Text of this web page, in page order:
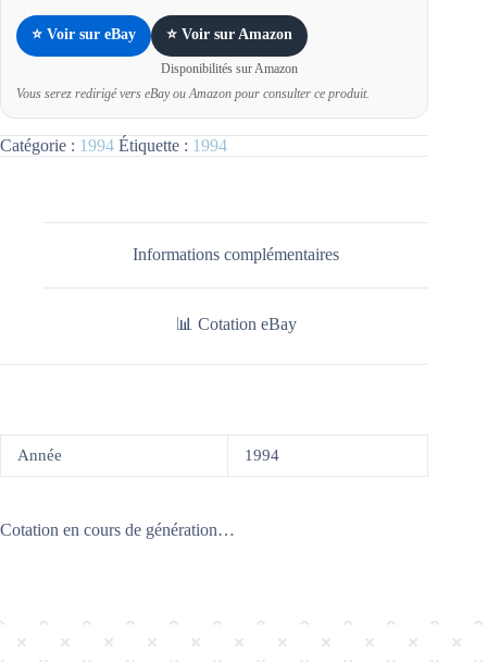
⭐ Voir sur eBay ⭐ Voir sur Amazon
Disponibilités sur Amazon
Vous serez redirigé vers eBay ou Amazon pour consulter ce produit.
Catégorie : 1994 Étiquette : 1994
Informations complémentaires
📊 Cotation eBay
Année 1994
Cotation en cours de génération…